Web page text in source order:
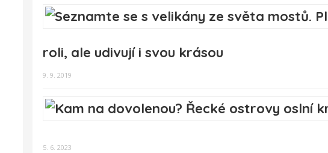
roli, ale udivují i svou krásou
9. 9. 2019
5. 6. 2023